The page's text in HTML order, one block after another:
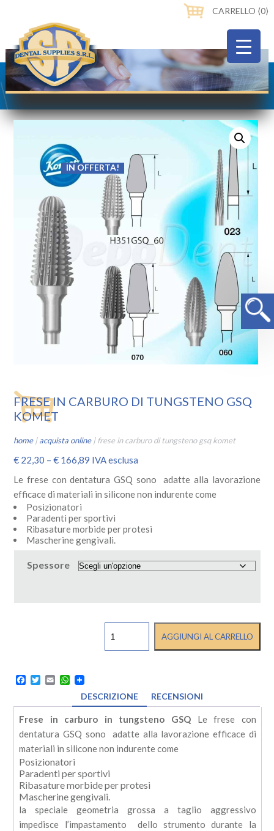
CARRELLO ⟨0⟩
IN OFFERTA!
FRESE IN CARBURO DI TUNGSTENO GSQ
KOMET
home|acquista online|frese in carburo di tungsteno gsq komet
€ 22,30 –€ 166,89 IVA esclusa
Le frese con dentatura GSQ sono adatte alla lavorazione
efficace di materiali in silicone non indurente come
Posizionatori
Paradenti per sportivi
Ribasature morbide per protesi
Mascherine gengivali.
Spessore
CARBURO
TUNGSTENO
GSQ
KOMET
quantità
AGGIUNGI AL CARRELLO
Facebook
TwitterEmailWhatsApp
DESCRIZIONE
RECENSIONI
Frese in carburo in tungsteno GSQ
Le frese con
dentatura GSQ sono adatte alla lavorazione efficace di
materiali in silicone non indurente come
Posizionatori
Paradenti per sportivi
Ribasature morbide per protesi
Mascherine gengivali.
la speciale geometria grossa a taglio aggressivo
impedisce l’impastamento dello strumento durante la